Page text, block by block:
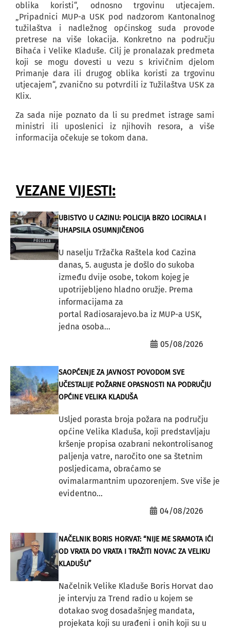
oblika koristi“, odnosno trgovinu utjecajem.
„Pripadnici MUP-a USK pod nadzorom Kantonalnog
tužilaštva i nadležnog općinskog suda provode
pretrese na više lokacija. Konkretno na području
Bihaća i Velike Kladuše. Cilj je pronalazak predmeta
koji se mogu dovesti u vezu s krivičnim djelom
Primanje dara ili drugog oblika koristi za trgovinu
utjecajem“, zvanično su potvrdili iz Tužilaštva USK za
Klix.
Za sada nije poznato da li su predmet istrage sami
ministri ili uposlenici iz njihovih resora, a više
informacija očekuje se tokom dana.
VEZANE VIJESTI:
UBISTVO U CAZINU: POLICIJA BRZO LOCIRALA I
UHAPSILA OSUMNJIČENOG
U naselju Tržačka Raštela kod Cazina
danas, 5. augusta je došlo do sukoba
između dvije osobe, tokom kojeg je
upotrijebljeno hladno oružje. Prema
informacijama za
portal Radiosarajevo.ba iz MUP-a USK,
jedna osoba...
05/08/2026
SAOPĆENJE ZA JAVNOST POVODOM SVE
UČESTALIJE POŽARNE OPASNOSTI NA PODRUČJU
OPĆINE VELIKA KLADUŠA
Usljed porasta broja požara na području
općine Velika Kladuša, koji predstavljaju
kršenje propisa ozabrani nekontrolisanog
paljenja vatre, naročito one sa štetnim
posljedicama, obraćamo se
ovimalarmantnim upozorenjem. Sve više je
evidentno...
04/08/2026
NAČELNIK BORIS HORVAT: “NIJE ME SRAMOTA IĆI
OD VRATA DO VRATA I TRAŽITI NOVAC ZA VELIKU
KLADUŠU”
Načelnik Velike Kladuše Boris Horvat dao
je intervju za Trend radio u kojem se
dotakao svog dosadašnjeg mandata,
projekata koji su urađeni i onih koji su u